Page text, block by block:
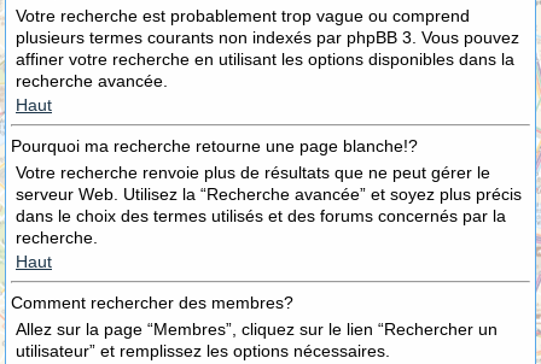
Votre recherche est probablement trop vague ou comprend
plusieurs termes courants non indexés par phpBB 3. Vous pouvez
affiner votre recherche en utilisant les options disponibles dans la
recherche avancée.
Haut
Pourquoi ma recherche retourne une page blanche!?
Votre recherche renvoie plus de résultats que ne peut gérer le
serveur Web. Utilisez la “Recherche avancée” et soyez plus précis
dans le choix des termes utilisés et des forums concernés par la
recherche.
Haut
Comment rechercher des membres?
Allez sur la page “Membres”, cliquez sur le lien “Rechercher un
utilisateur” et remplissez les options nécessaires.